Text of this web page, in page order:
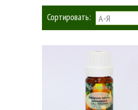
Сортировать: А-Я